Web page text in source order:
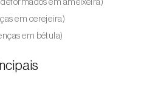
Carlavirus, Comovirus,
Ipomovirus,
)
em ameixeira)
em cerejeira)
em bétula)